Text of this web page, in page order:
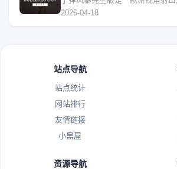
2026-04-18
站点导航
站点统计
网站排行
友情链接
小黑屋
资源导航